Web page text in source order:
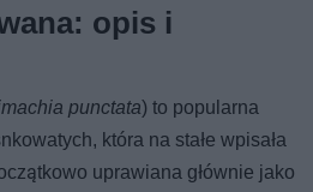
opis i
punctata) to popularna
która na stałe wpisała
uprawiana głównie jako